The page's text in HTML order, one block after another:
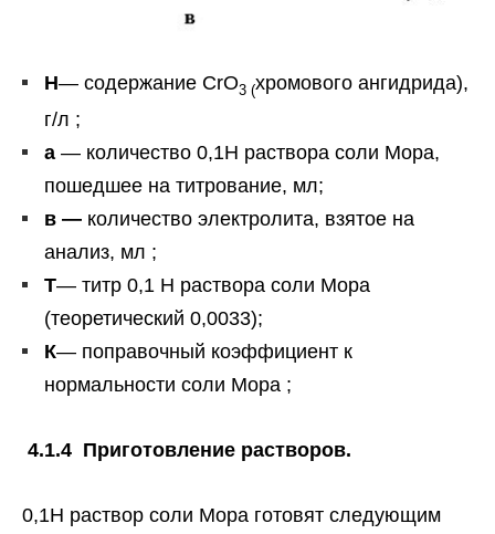
Н— содержание CrO3 (хромового ангидрида),
г/л ;
а — количество 0,1Н раствора соли Мора,
пошедшее на титрование, мл;
в — количество электролита, взятое на
анализ, мл ;
Т— титр 0,1 Н раствора соли Мора
(теоретический 0,0033);
К— поправочный коэффициент к
нормальности соли Мора ;
4.1.4 Приготовление растворов.
0,1Н раствор соли Мора готовят следующим